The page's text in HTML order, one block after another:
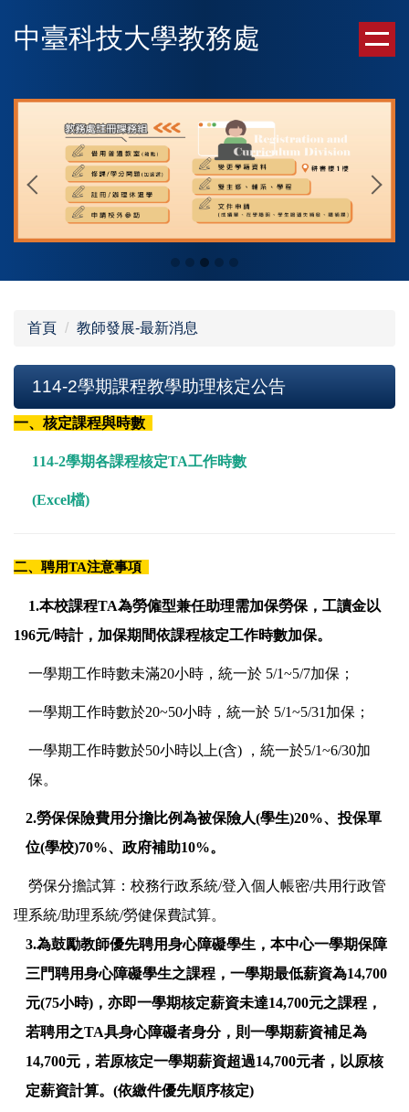
到
內
中臺科技大學教務處
首頁 教師發展-最新消息
114-2學期課程教學助理核定公告
一、核定課程與時數
114-2學期各課程核定TA工作時數
(Excel檔)
二、聘用TA注意事項
1.本校課程TA為勞僱型兼任助理需加保勞保，工讀金以
196元/時計，加保期間依課程核定工作時數加保。
一學期工作時數未滿20小時，統一於 5/1~5/7加保；
一學期工作時數於20~50小時，統一於 5/1~5/31加保；
一學期工作時數於50小時以上(含) ，統一於5/1~6/30加
保。
2.勞保保險費用分擔比例為被保險人(學生)20%、投保單
位(學校)70%、政府補助10%。
勞保分擔試算：校務行政系統/登入個人帳密/共用行政管
理系統/助理系統/勞健保費試算。
3.為鼓勵教師優先聘用身心障礙學生，本中心一學期保障
三門聘用身心障礙學生之課程，一學期最低薪資為14,700
元(75小時)，亦即一學期核定薪資未達14,700元之課程，
若聘用之TA具身心障礙者身分，則一學期薪資補足為
14,700元，若原核定一學期薪資超過14,700元者，以原核
定薪資計算。 (依繳件優先順序核定)